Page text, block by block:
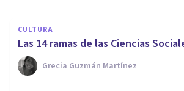
CULTURA
Las 14 ramas de las Ciencias
Grecia Guzmán Martínez